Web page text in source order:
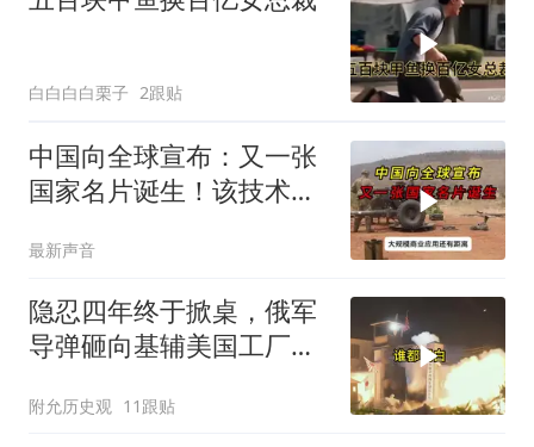
白白白白栗子 2跟贴
中国向全球宣布：又一张
国家名片诞生！该技术全
最新声音
隐忍四年终于掀桌，俄军
导弹砸向基辅美国工厂，
附允历史观 11跟贴